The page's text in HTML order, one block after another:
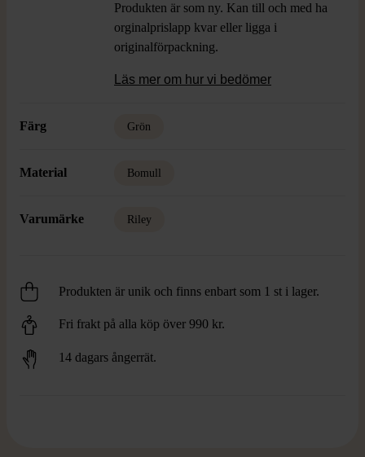
Produkten är som ny. Kan till och med ha
orginalprislapp kvar eller ligga i
originalförpackning.
Läs mer om hur vi bedömer
Färg Grön
Material Bomull
Varumärke Riley
Produkten är unik och finns enbart som 1 st i lager.
Fri frakt på alla köp över 990 kr.
14 dagars ångerrät.